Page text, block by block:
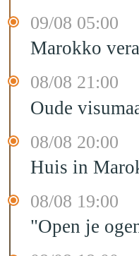
09/08 05:00
Marokko
08/08 21:00
Oude
08/08 20:00
Huis in
08/08 19:00
"Open je